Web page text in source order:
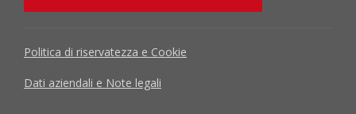
Politica di riservatezza e Cookie
Dati aziendali e Note legali